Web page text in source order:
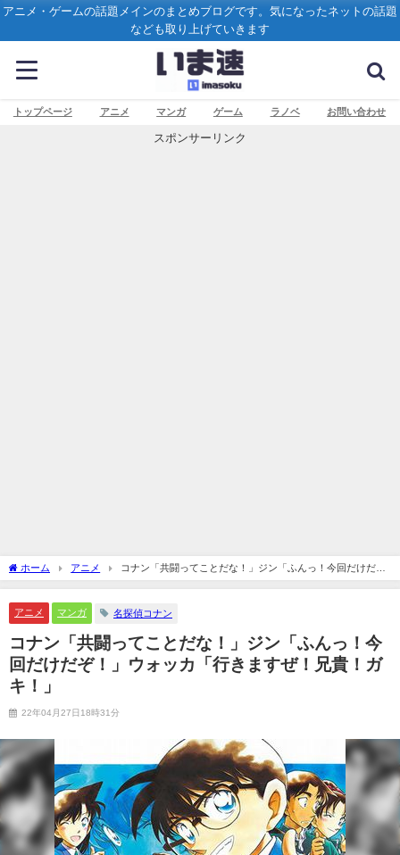
アニメ・ゲームの話題メインのまとめブログです。気になったネットの話題
なども取り上げていきます
トップページ アニメ マンガ ゲーム ラノベ お問い合わせ
スポンサーリンク
ホーム アニメ
コナン「共闘ってことだな！」ジン「ふんっ！今回だけだ
ぞ！」ウォッカ「行きますぜ！兄貴！ガキ！」
アニメ マンガ 名探偵コナン
コナン「共闘ってことだな！」ジン「ふんっ！今
回だけだぞ！」ウォッカ「行きますぜ！兄貴！ガ
キ！」
22年04月27日18時31分